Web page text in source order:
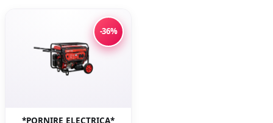
-36%
*PORNIRE ELECTRICA*